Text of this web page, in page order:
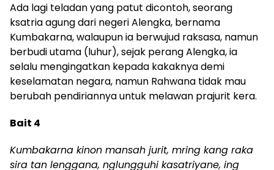
Ada lagi teladan yang patut dicontoh, seorang
ksatria agung dari negeri Alengka, bernama
Kumbakarna, walaupun ia berwujud raksasa, namun
berbudi utama (luhur), sejak perang Alengka, ia
selalu mengingatkan kepada kakaknya demi
keselamatan negara, namun Rahwana tidak mau
berubah pendiriannya untuk melawan prajurit kera.
Bait 4
Kumbakarna kinon mansah jurit, mring kang raka
sira tan lenggana, nglungguhi kasatriyane, ing